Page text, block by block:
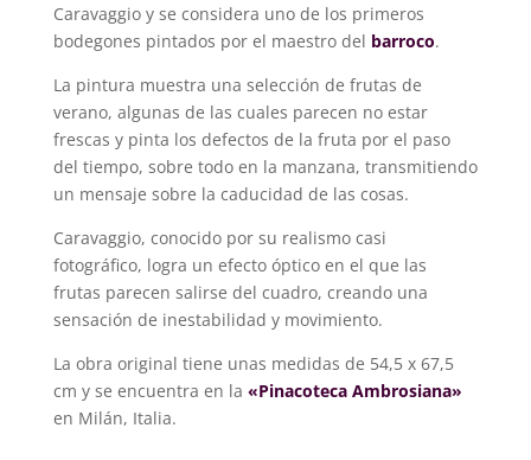
Caravaggio y se considera uno de los primeros
bodegones pintados por el maestro del barroco.
La pintura muestra una selección de frutas de
verano, algunas de las cuales parecen no estar
frescas y pinta los defectos de la fruta por el paso
del tiempo, sobre todo en la manzana, transmitiendo
un mensaje sobre la caducidad de las cosas.
Caravaggio, conocido por su realismo casi
fotográfico, logra un efecto óptico en el que las
frutas parecen salirse del cuadro, creando una
sensación de inestabilidad y movimiento.
La obra original tiene unas medidas de 54,5 x 67,5
cm y se encuentra en la «Pinacoteca Ambrosiana»
en Milán, Italia.